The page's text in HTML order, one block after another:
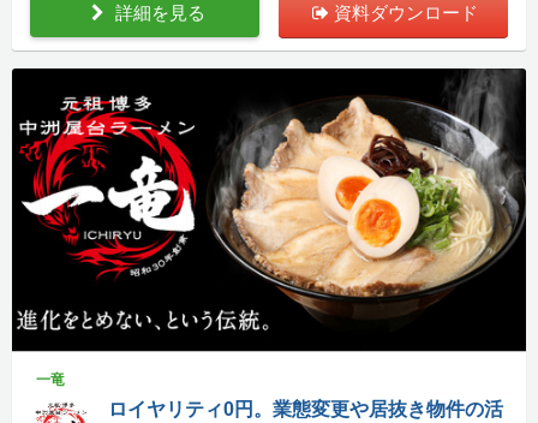
詳細を見る 資料ダウンロード
一竜
ロイヤリティ0円。業態変更や居抜き物件の活